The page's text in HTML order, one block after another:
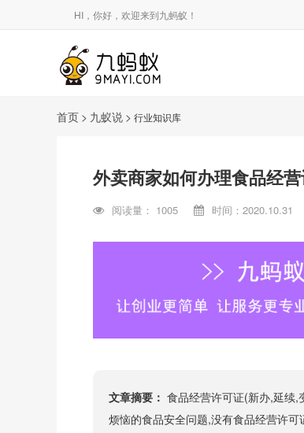
HI，你好，欢迎来到九蚂蚁！
首页 > 九蚁说 > 行业知识库
外卖商家如何办理食品经
阅读量： 1005 时间：2020.10.31
文章摘要： 食品经营许可证(新办,延续,
烦恼的食品安全问题,没有食品经营许